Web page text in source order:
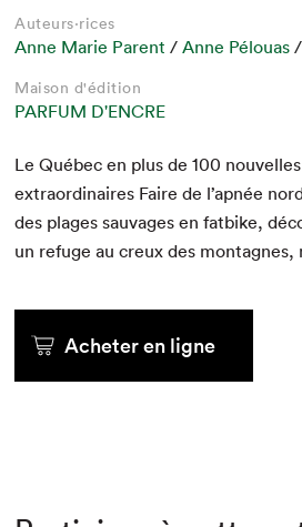
Auteurs·rices
Anne Marie Parent /Anne Pélouas
Maison d'édition
PARFUM D'ENCRE
Le Québec en plus de100
extra­or­di­naires Faire de l’apnée
des plages sauvages en fat­bike,
un refuge au creux des
Acheter en ligne